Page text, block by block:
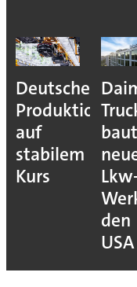
Deutsche
Produktion
auf
stabilem
Kurs
baut
den
USA